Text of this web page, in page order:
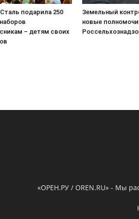
подарила 250
– детям своих
Земельный
новые
«ОРЕН.РУ / OREN.RU» - Мы